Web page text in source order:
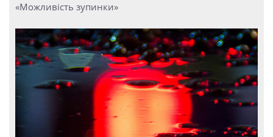
«Можливість зупинки»